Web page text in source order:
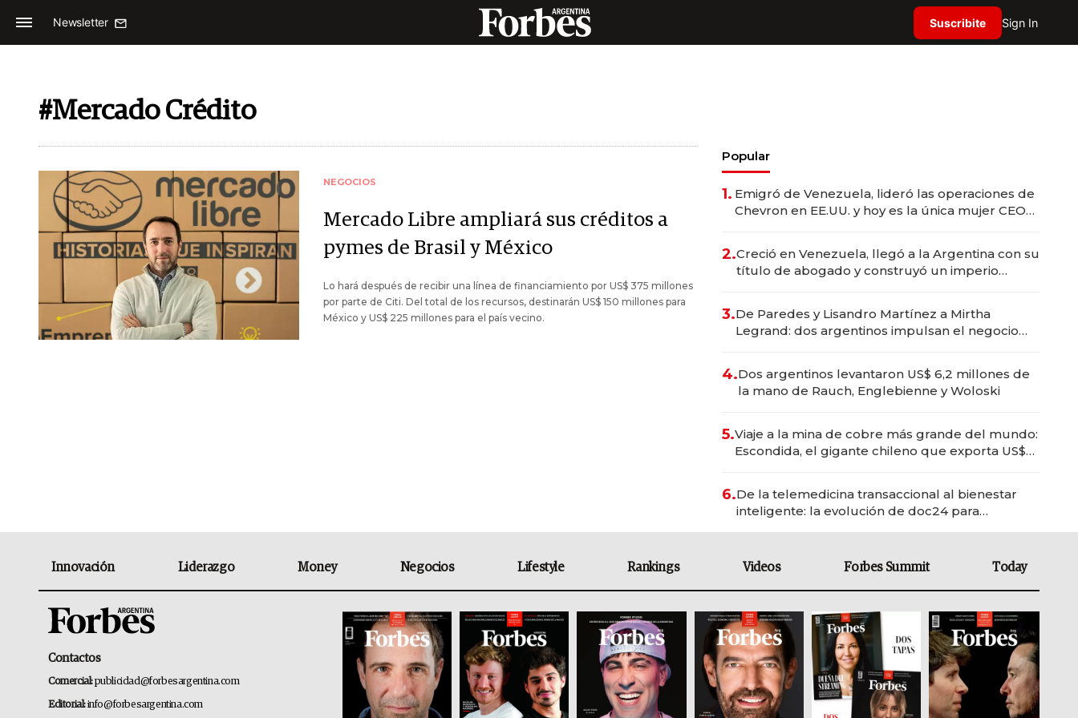
Newsletter Suscribite Sign In
#Mercado Crédito
NEGOCIOS
Mercado Libre ampliará sus créditos a
pymes de Brasil y México
Lo hará después de recibir una línea de financiamiento por US$ 375 millones
por parte de Citi. Del total de los recursos, destinarán US$ 150 millones para
México y US$ 225 millones para el país vecino.
Popular
1. Emigró de Venezuela, lideró las operaciones de
Chevron en EE.UU. y hoy es la única mujer CEO
2.Creció en Venezuela, llegó a la Argentina con su
título de abogado y construyó un imperio
3.De Paredes y Lisandro Martínez a Mirtha
Legrand: dos argentinos impulsan el negocio
4.Dos argentinos levantaron US$ 6,2 millones de
la mano de Rauch, Englebienne y Woloski
5.Viaje a la mina de cobre más grande del mundo:
Escondida, el gigante chileno que exporta US$
6.De la telemedicina transaccional al bienestar
inteligente: la evolución de doc24 para
Innovación Liderazgo Money Negocios Lifestyle Rankings Videos Forbes Summit Today
Contactos
Comercial:publicidad@forbesargentina.com
Editorial:info@forbesargentina.com